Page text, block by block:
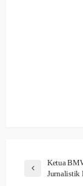
Ketua
Jurnalistik